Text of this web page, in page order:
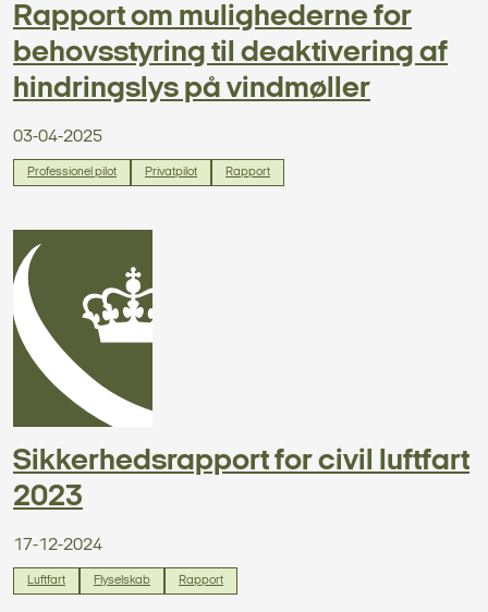
Rapport om mulighederne for
behovsstyring til deaktivering af
hindringslys på vindmøller
03-04-2025
Professionel pilot Privatpilot Rapport
Sikkerhedsrapport for civil luftfart
2023
17-12-2024
Luftfart Flyselskab Rapport